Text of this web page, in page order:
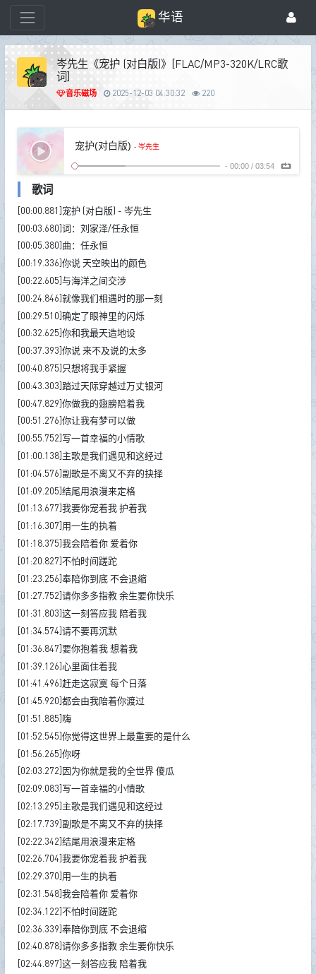
华语
岑先生《宠护 (对白版)》[FLAC/MP3-320K/LRC歌
词]
音乐磁场 2025-12-03 04:30:32 220
宠护(对白版) - 岑先生
- 00:00/ 03:54
歌词
[00:00.881]宠护 (对白版) - 岑先生
[00:03.680]词：刘家泽/任永恒
[00:05.380]曲：任永恒
[00:19.336]你说 天空映出的颜色
[00:22.605]与海洋之间交涉
[00:24.846]就像我们相遇时的那一刻
[00:29.510]确定了眼神里的闪烁
[00:32.625]你和我最天造地设
[00:37.393]你说 来不及说的太多
[00:40.875]只想将我手紧握
[00:43.303]踏过天际穿越过万丈银河
[00:47.829]你做我的翅膀陪着我
[00:51.276]你让我有梦可以做
[00:55.752]写一首幸福的小情歌
[01:00.138]主歌是我们遇见和这经过
[01:04.576]副歌是不离又不弃的抉择
[01:09.205]结尾用浪漫来定格
[01:13.677]我要你宠着我 护着我
[01:16.307]用一生的执着
[01:18.375]我会陪着你 爱着你
[01:20.827]不怕时间蹉跎
[01:23.256]奉陪你到底 不会退缩
[01:27.752]请你多多指教 余生要你快乐
[01:31.803]这一刻答应我 陪着我
[01:34.574]请不要再沉默
[01:36.847]要你抱着我 想着我
[01:39.126]心里面住着我
[01:41.496]赶走这寂寞 每个日落
[01:45.920]都会由我陪着你渡过
[01:51.885]嗨
[01:52.545]你觉得这世界上最重要的是什么
[01:56.265]你呀
[02:03.272]因为你就是我的全世界 傻瓜
[02:09.083]写一首幸福的小情歌
[02:13.295]主歌是我们遇见和这经过
[02:17.739]副歌是不离又不弃的抉择
[02:22.342]结尾用浪漫来定格
[02:26.704]我要你宠着我 护着我
[02:29.370]用一生的执着
[02:31.548]我会陪着你 爱着你
[02:34.122]不怕时间蹉跎
[02:36.339]奉陪你到底 不会退缩
[02:40.878]请你多多指教 余生要你快乐
[02:44.897]这一刻答应我 陪着我